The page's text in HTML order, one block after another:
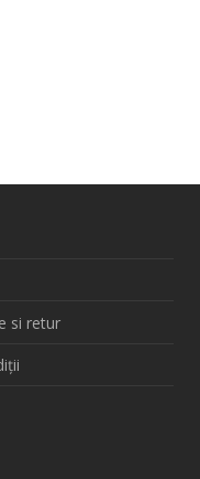
si retur